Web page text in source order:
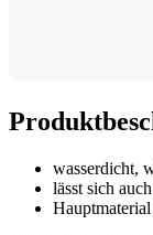
wasserdicht,
lässt sich